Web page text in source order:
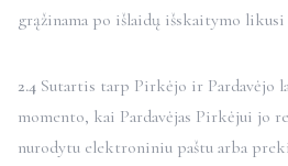
grąžinama po išlaidų išskaitymo likusi
2.4 Sutartis tarp Pirkėjo ir Pardavėjo
momento, kai Pardavėjas Pirkėjui jo
nurodytu elektroniniu paštu arba